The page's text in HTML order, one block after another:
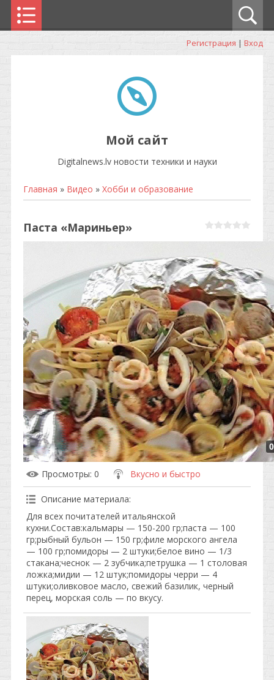
Регистрация | Вход
Мой сайт
Digitalnews.lv новости техники и науки
Главная » Видео » Хобби и образование
Паста «Мариньер»
Просмотры: 0 Вкусно и быстро
Описание материала:
Для всех почитателей итальянской
кухни.Состав:кальмары — 150-200 гр;паста — 100
гр;рыбный бульон — 150 гр;филе морского ангела
— 100 гр;помидоры — 2 штуки;белое вино — 1/3
стакана;чеснок — 2 зубчика;петрушка — 1 столовая
ложка;мидии — 12 штук;помидоры черри — 4
штуки;оливковое масло, свежий базилик, черный
перец, морская соль — по вкусу.